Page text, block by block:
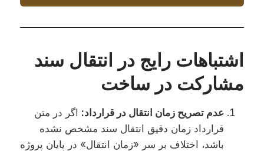
اشتباهات رایج در انتقال سند
مشارکت در ساخت
عدم تصریح زمان انتقال در قرارداد: اگر در متن
قرارداد زمان دقیق انتقال سند مشخص نشده
باشد، اختلاف بر سر «زمان انتقال» در پایان پروژه